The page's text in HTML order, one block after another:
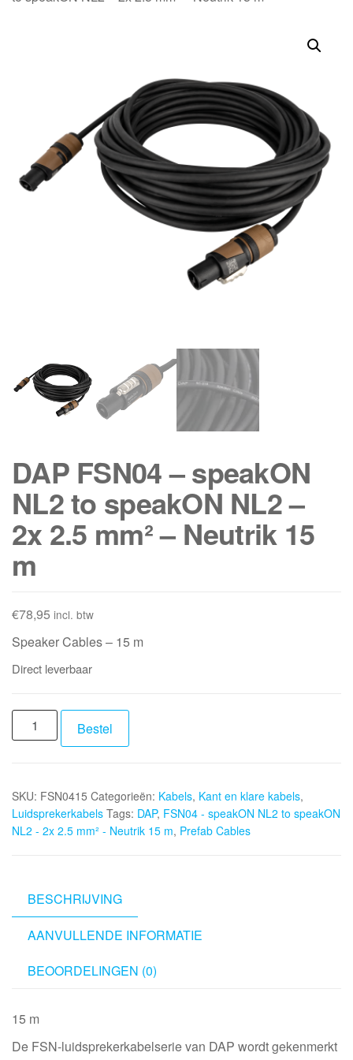
DAP FSN04 – speakON
NL2 to speakON NL2 –
2x 2.5 mm² – Neutrik 15
m
€78,95 incl. btw
Speaker Cables – 15 m
Direct leverbaar
DAP
FSN04
NL2
to
speakON
2.5
mm²
Neutrik
m
Bestel
SKU: FSN0415 Categorieën: Kabels, Kant en klare kabels,
Luidsprekerkabels Tags: DAP, FSN04 - speakON NL2 to speakON
NL2 - 2x 2.5 mm² - Neutrik 15 m, Prefab Cables
BESCHRIJVING
AANVULLENDE INFORMATIE
BEOORDELINGEN (0)
15 m
De FSN-luidsprekerkabelserie van DAP wordt gekenmerkt